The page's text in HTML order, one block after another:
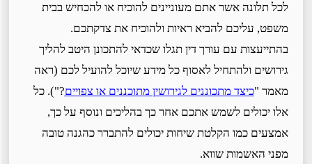
לכל תלונה אשר אתם מעוניינים להוכיח או להכחיש בבית
משפט, עליכם להביא ראיות ולהוכיח את צדקתכם.
בהתייעצות עם עורך דין תגלו שכדאי להתכונן היטב להליך
גירושים ולהתחיל לאסוף כל מידע שיוכל להועיל לכם (ראה
מאמר " כיצד מתכוננים לגירושין מתוכננים או צפויים?"). כל
אלו יכולים לשמש אתכם אחר כך בהליכים ונוסף על כך,
אמצעים כמו הקלטת שיחות יכולים להתברר כהגנה טובה
מפני האשמות שווא.